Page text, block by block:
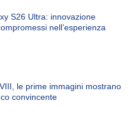
S26 Ultra: innovazione
nell’esperienza
le prime immagini mostrano
convincente